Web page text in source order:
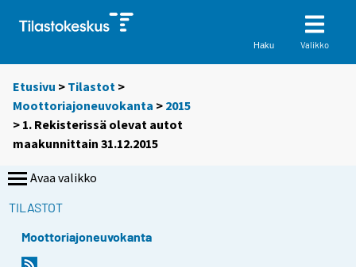
Haku Valikko
Etusivu > Tilastot >
Moottoriajoneuvokanta > 2015
> 1. Rekisterissä olevat autot
maakunnittain 31.12.2015
Avaa valikko
TILASTOT
Moottoriajoneuvokanta